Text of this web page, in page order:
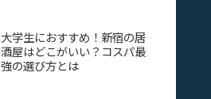
大学生におすすめ！新宿の居
酒屋はどこがいい？コスパ最
強の選び方とは